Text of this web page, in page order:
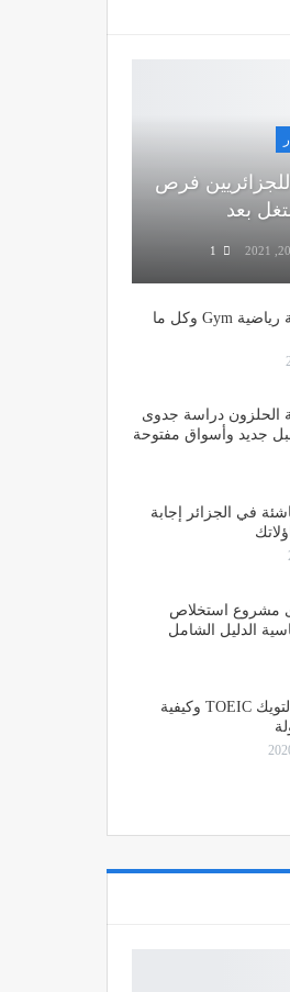
فرص
بعد
مشروع صالة رياضية Gym وكل ما
الحلزون دراسة جدوى
جديد وأسواق مفتوحة
في الجزائر إجابة
مشروع استخلاص
الدليل الشامل
ماهو اختبار التويك TOEIC وكيفية